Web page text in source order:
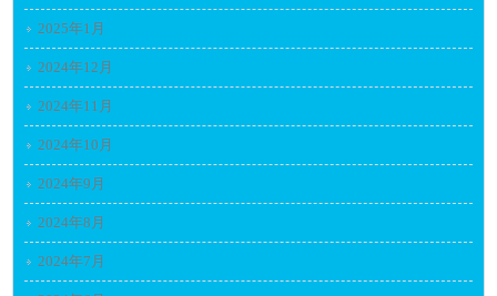
2025年1月
2024年12月
2024年11月
2024年10月
2024年9月
2024年8月
2024年7月